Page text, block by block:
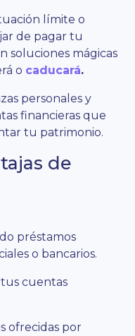
límite o
de pagar tu
soluciones mágicas
o caducará.
personales y
financieras que
tu patrimonio.
de
préstamos
o bancarios.
cuentas
ofrecidas por